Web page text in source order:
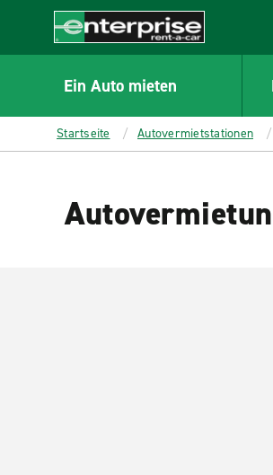
CONTENT
Enterprise
Ein Auto mieten
Startseite Autovermietstationen